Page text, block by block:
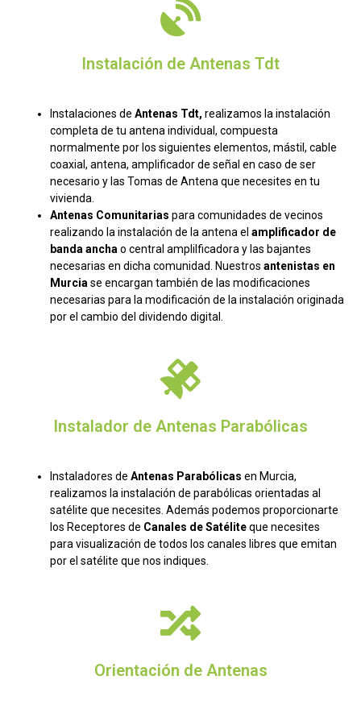
Instalación de Antenas Tdt
Instalaciones de Antenas Tdt, realizamos la instalación
completa de tu antena individual, compuesta
normalmente por los siguientes elementos, mástil, cable
coaxial, antena, amplificador de señal en caso de ser
necesario y las Tomas de Antena que necesites en tu
vivienda.
Antenas Comunitarias para comunidades de vecinos
realizando la instalación de la antena el amplificador de
banda ancha o central amplilficadora y las bajantes
necesarias en dicha comunidad. Nuestros antenistas en
Murcia se encargan también de las modificaciones
necesarias para la modificación de la instalación originada
por el cambio del dividendo digital.
Instalador de Antenas Parabólicas
Instaladores de Antenas Parabólicas en Murcia,
realizamos la instalación de parabólicas orientadas al
satélite que necesites. Además podemos proporcionarte
los Receptores de Canales de Satéliteque necesites
para visualización de todos los canales libres que emitan
por el satélite que nos indiques.
Orientación de Antenas